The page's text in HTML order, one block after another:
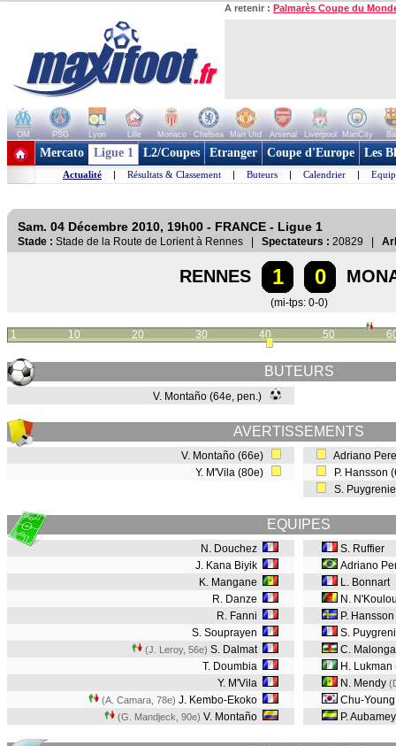
A retenir : Palmarès Coupe du
OM PSG Lyon Lille Monaco Chelsea Man Utd Arsenal Liverpool ManCity
+ de clubs
Mercato Ligue 1 L2/Coupes Etranger Coupe d'Europe Les
Actualité | Résultats & Classement | Buteurs | Calendrier |
Sam. 04 Décembre 2010, 19h00 - FRANCE - Ligue 1
Stade : Stade de la Route de Lorient à Rennes | Spectateurs : 20829 |
RENNES 1 0
(mi-tps: 0-0)
1 10 20 30 40 50
BUTEURS
V. Montaño (64e, pen.)
AVERTISSEMENTS
V. Montaño (66e)
Y. M'Vila (80e)
Adriano
P. Hansson
S.
EQUIPES
N. Douchez
J. Kana Biyik
K. Mangane
R. Danze
R. Fanni
S. Souprayen
(J. Leroy, 56e) S. Dalmat
T. Doumbia
Y. M'Vila
(A. Camara, 78e) J. Kembo-Ekoko
(G. Mandjeck, 90e) V. Montaño
S. Ruffier
Adriano
L. Bonnart
N.
P. Hansson
S.
C.
H. Lukman
N. Mendy
Chu-
P.